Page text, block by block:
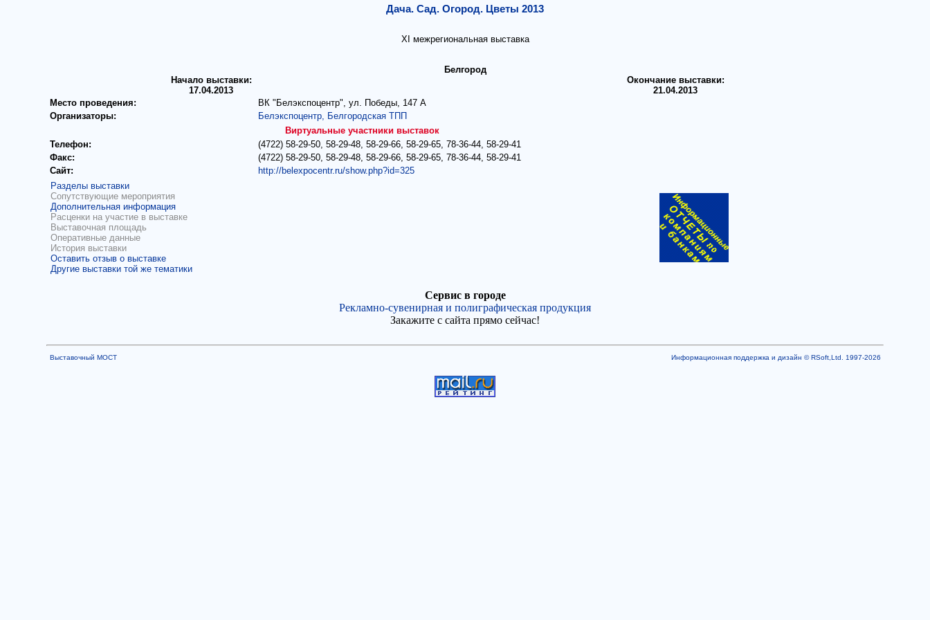
Дача. Сад. Огород. Цветы 2013
XI межрегиональная выставка
Белгород
Начало выставки:
17.04.2013
Окончание выставки:
21.04.2013
Место проведения:
ВК "Белэкспоцентр", ул. Победы, 147 А
Организаторы:
Белэкспоцентр, Белгородская ТПП
Виртуальные участники выставок
Телефон:
(4722) 58-29-50, 58-29-48, 58-29-66, 58-29-65, 78-36-44, 58-29-41
Факс:
(4722) 58-29-50, 58-29-48, 58-29-66, 58-29-65, 78-36-44, 58-29-41
Сайт:
http://belexpocentr.ru/show.php?id=325
Разделы выставки
Сопутствующие мероприятия
Дополнительная информация
Расценки на участие в выставке
Выставочная площадь
Оперативные данные
История выставки
Оставить отзыв о выставке
Другие выставки той же тематики
Сервис в городе
Рекламно-сувенирная и полиграфическая продукция
Закажите с сайта прямо сейчас!
Выставочный МОСТ Информационная поддержка и дизайн © RSoft,Ltd. 1997-2026